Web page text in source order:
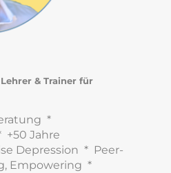
& Trainer für
*
+50 Jahre
Depression * Peer-
Empowering *